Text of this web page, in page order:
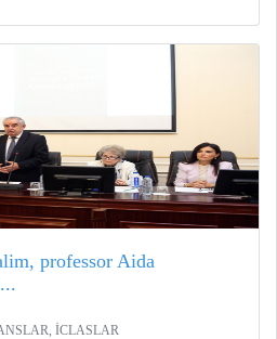
professor Aida
İCLASLAR